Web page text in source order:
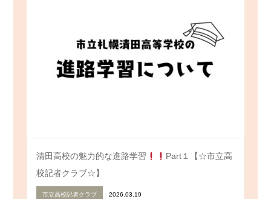
清田高校の魅力的な進路学習
Part１【☆市立高
校記者クラブ☆】
市立高校記者クラブ 2026.03.19